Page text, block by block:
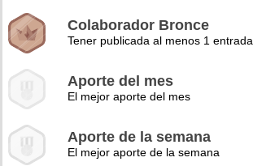
Colaborador Bronce
Tener publicada al menos 1 entrada
Aporte del mes
El mejor aporte del mes
Aporte de la semana
El mejor aporte de la semana